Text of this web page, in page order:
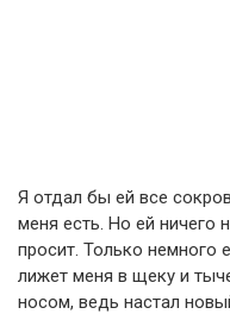
Я отдал бы ей все
меня есть. Но ей ничего
просит. Только
лижет меня в щеку и
носом, ведь настал